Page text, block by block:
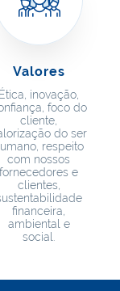
Valores
Ética, inovação,
foco do
cliente,
do ser
respeito
com nossos
fornecedores e
clientes,
financeira,
ambiental e
social.